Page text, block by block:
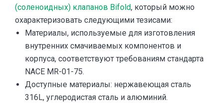
(соленоидных) клапанов Bifold, который можно
охарактеризовать следующими тезисами:
Материалы, используемые для изготовления
внутренних смачиваемых компонентов и
корпуса, соответствуют требованиям стандарта
NACE MR-01-75.
Доступные материалы: нержавеющая сталь
316L, углеродистая сталь и алюминий.